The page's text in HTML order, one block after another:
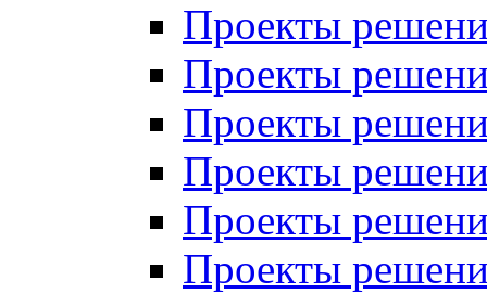
Проекты
Проекты
Проекты
Проекты
Проекты
Проекты